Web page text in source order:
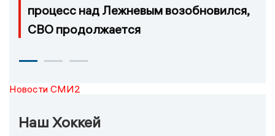
процесс над Лежневым возобновился,
СВО продолжается
Новости СМИ2
Наш Хоккей